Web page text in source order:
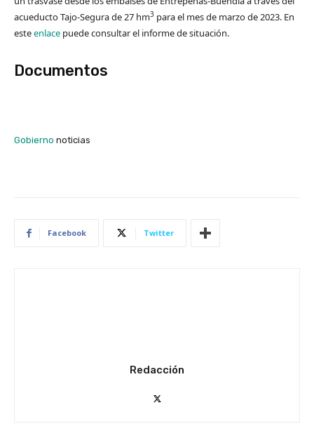
acueducto Tajo-Segura de 27 hm3 para el mes de marzo de 2023. En
esteenlace puede consultar el informe de situación.
Documentos
Gobierno noticias
Facebook Twitter
Redacción